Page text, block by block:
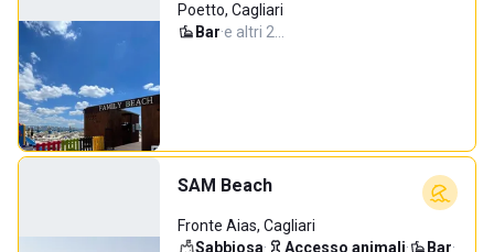
Poetto, Cagliari
Bar·e altri 2…
SAM Beach
Fronte Aias, Cagliari
Sabbiosa· Accesso animali· Bar·